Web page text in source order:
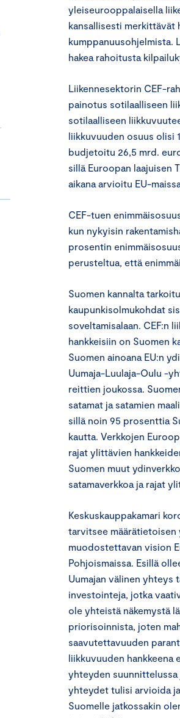
yleiseurooppalaisella
kansallisesti merkittävät
kumppanuusohjelmista.
hakea rahoitusta
Liikennesektorin CEF-
painotus sotilaalliseen
sotilaalliseen
liikkuvuuden osuus olisi
budjetoitu 26,5 mrd.
sillä Euroopan laajuisen
aikana arvioitu EU-
CEF-tuen
kun nykyisin
prosentin
perusteltua, että
Suomen kannalta
kaupunkisolmukohdat
soveltamisalaan. CEF:n
hankkeisiin on Suomen
Suomen ainoana EU:n
Uumaja-Luulaja-Oulu -
reittien joukossa.
satamat ja satamien
sillä noin 95 prosenttia
kautta. Verkkojen
rajat ylittävien
Suomen muut
satamaverkkoa ja rajat
Keskuskauppakamari
tarvitsee määrätietoisen
muodostettavan vision
Pohjoismaissa. Esillä
Uumajan välinen yhteys
investointeja, jotka
ole yhteistä näkemystä
priorisoinnista, joten
saavutettavuuden
liikkuvuuden hankkeena
yhteyden
yhteydet tulisi arvioida
Suomelle jatkossakin